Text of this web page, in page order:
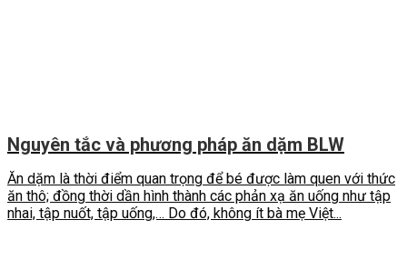
Nguyên tắc và phương pháp ăn dặm BLW
Ăn dặm là thời điểm quan trọng để bé được làm quen với thức
ăn thô; đồng thời dần hình thành các phản xạ ăn uống như tập
nhai, tập nuốt, tập uống,… Do đó, không ít bà mẹ Việt...